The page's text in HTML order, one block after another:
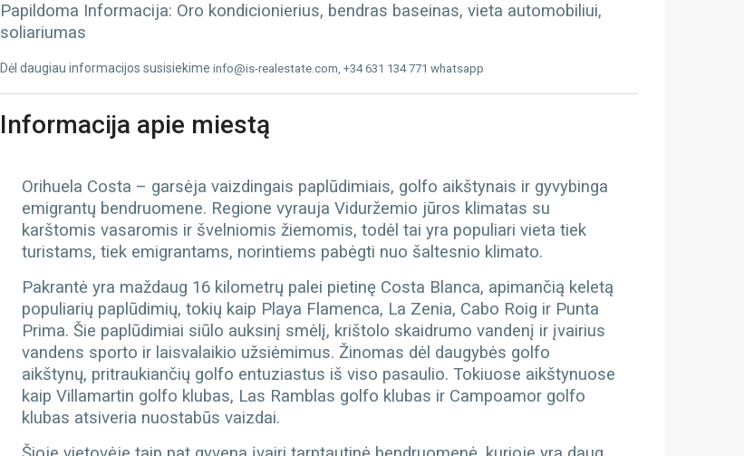
Papildoma Informacija: Oro kondicionierius, bendras baseinas, vieta automobiliui,
soliariumas
Dėl daugiau informacijos susisiekime info@is-realestate.com, +34 631 134 771 whatsapp
Informacija apie miestą
Orihuela Costa – garsėja vaizdingais paplūdimiais, golfo aikštynais ir gyvybinga
emigrantų bendruomene. Regione vyrauja Viduržemio jūros klimatas su
karštomis vasaromis ir švelniomis žiemomis, todėl tai yra populiari vieta tiek
turistams, tiek emigrantams, norintiems pabėgti nuo šaltesnio klimato.
Pakrantė yra maždaug 16 kilometrų palei pietinę Costa Blanca, apimančią keletą
populiarių paplūdimių, tokių kaip Playa Flamenca, La Zenia, Cabo Roig ir Punta
Prima. Šie paplūdimiai siūlo auksinį smėlį, krištolo skaidrumo vandenį ir įvairius
vandens sporto ir laisvalaikio užsiėmimus. Žinomas dėl daugybės golfo
aikštynų, pritraukiančių golfo entuziastus iš viso pasaulio. Tokiuose aikštynuose
kaip Villamartin golfo klubas, Las Ramblas golfo klubas ir Campoamor golfo
klubas atsiveria nuostabūs vaizdai.